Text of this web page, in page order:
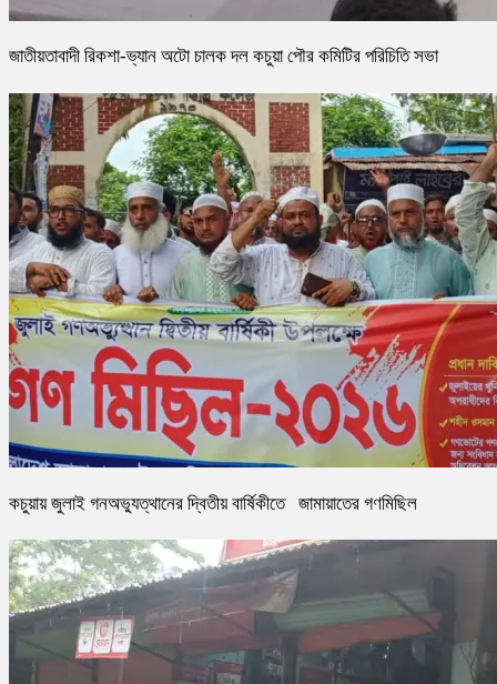
জাতীয়তাবাদী রিকশা-ভ্যান অটো চালক দল কচুয়া পৌর কমিটির পরিচিতি সভা
কচুয়ায় জুলাই গনঅভ্যুত্থানের দ্বিতীয় বার্ষিকীতে জামায়াতের গণমিছিল